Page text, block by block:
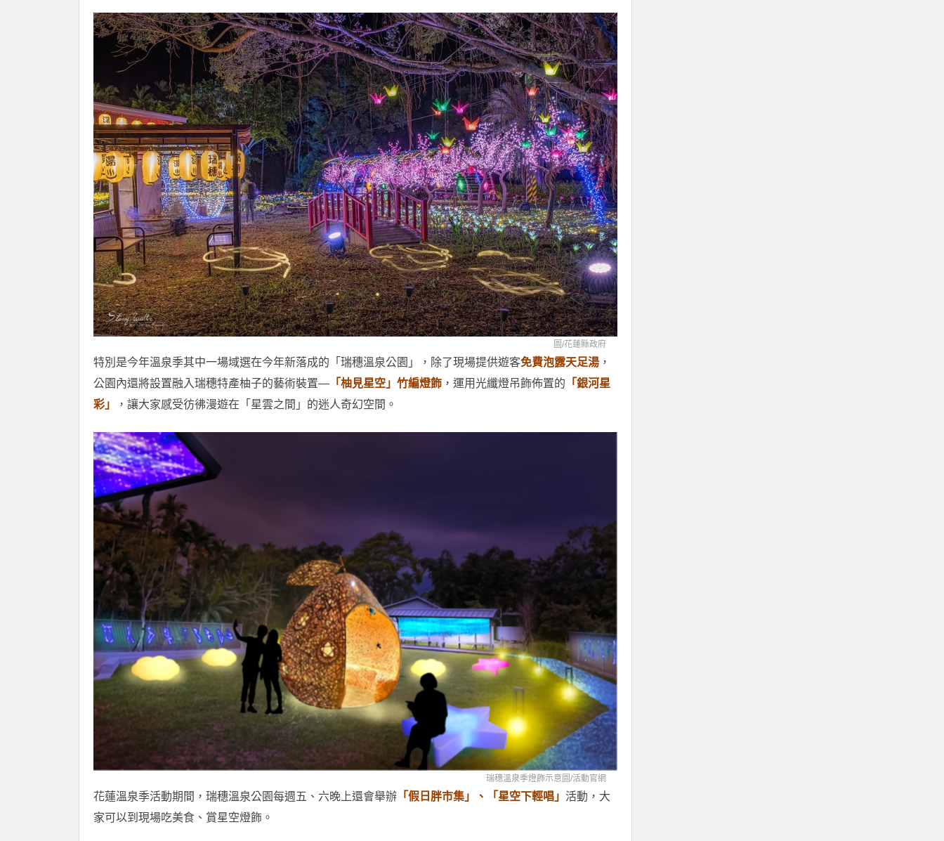
圖/花蓮縣政府
特別是今年溫泉季其中一場域選在今年新落成的「瑞穗溫泉公園」，除了現場提供遊客免費泡露天足湯 ，
公園內還將設置融入瑞穗特產柚子的藝術裝置— 「柚見星空」竹編燈飾 ，運用光纖燈吊飾佈置的 「銀河星
彩」
，讓大家感受彷彿漫遊在「星雲之間」的迷人奇幻空間。
瑞穗溫泉季燈飾示意圖/活動官網
花蓮溫泉季活動期間，瑞穗溫泉公園每週五、六晚上還會舉辦 「假日胖市集」、「星空下輕唱」 活動，大
家可以到現場吃美食、賞星空燈飾。